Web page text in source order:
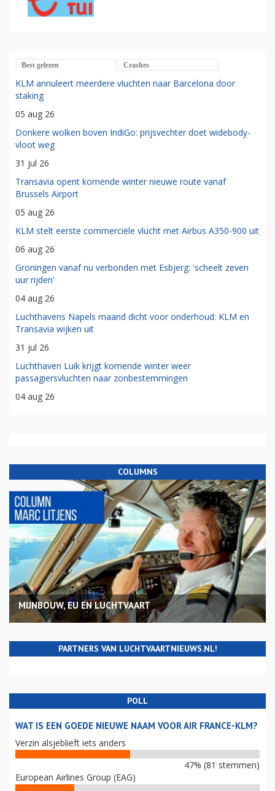
Best gelezen Crashes
KLM annuleert meerdere vluchten naar Barcelona door
staking
05 aug 26
Donkere wolken boven IndiGo: prijsvechter doet widebody-
vloot weg
31 jul 26
Transavia opent komende winter nieuwe route vanaf
Brussels Airport
05 aug 26
KLM stelt eerste commerciële vlucht met Airbus A350-900 uit
06 aug 26
Groningen vanaf nu verbonden met Esbjerg: 'scheelt zeven
uur rijden'
04 aug 26
Luchthavens Napels maand dicht voor onderhoud: KLM en
Transavia wijken uit
31 jul 26
Luchthaven Luik krijgt komende winter weer
passagiersvluchten naar zonbestemmingen
04 aug 26
COLUMNS
MIJNBOUW, EU EN LUCHTVAART
PARTNERS VAN LUCHTVAARTNIEUWS.NL!
POLL
WAT IS EEN GOEDE NIEUWE NAAM VOOR AIR FRANCE-KLM?
Verzin alsjeblieft iets anders
47% (81 stemmen)
European Airlines Group (EAG)